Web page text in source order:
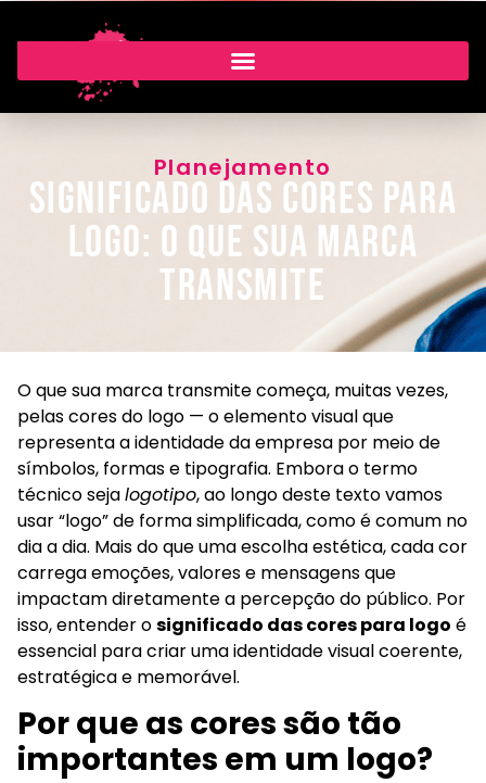
Planejamento
Significado das cores para
logo: o que sua marca
transmite
O que sua marca transmite começa, muitas vezes,
pelas cores do logo — o elemento visual que
representa a identidade da empresa por meio de
símbolos, formas e tipografia. Embora o termo
técnico sejalogotipo, ao longo deste texto vamos
usar “logo” de forma simplificada, como é comum no
dia a dia. Mais do que uma escolha estética, cada cor
carrega emoções, valores e mensagens que
impactam diretamente a percepção do público. Por
isso, entender osignificado das cores para logo é
essencial para criar uma identidade visual coerente,
estratégica e memorável.
Por que as cores são tão
importantes em um logo?